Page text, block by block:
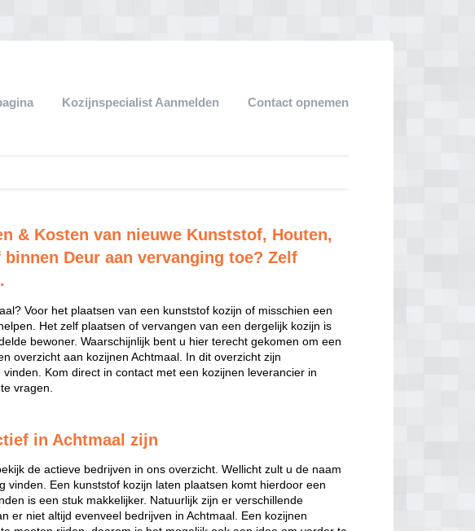
Kozijnspecialist Aanmelden Contact opnemen
& Kosten van nieuwe Kunststof, Houten,
Deur aan vervanging toe? Zelf
Voor het plaatsen van een kunststof kozijn of misschien een
Het zelf plaatsen of vervangen van een dergelijk kozijn is
bewoner. Waarschijnlijk bent u hier terecht gekomen om een
overzicht aan kozijnen Achtmaal. In dit overzicht zijn
Kom direct in contact met een kozijnen leverancier in
vragen.
in Achtmaal zijn
de actieve bedrijven in ons overzicht. Wellicht zult u de naam
vinden. Een kunststof kozijn laten plaatsen komt hierdoor een
is een stuk makkelijker. Natuurlijk zijn er verschillende
er niet altijd evenveel bedrijven in Achtmaal. Een kozijnen